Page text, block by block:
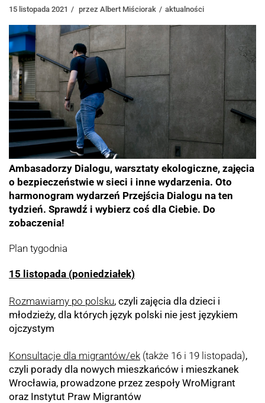
15 listopada 2021 przez Albert Miściorak aktualności
Ambasadorzy Dialogu, warsztaty ekologiczne, zajęcia
o bezpieczeństwie w sieci i inne wydarzenia. Oto
harmonogram wydarzeń Przejścia Dialogu na ten
tydzień. Sprawdź i wybierz coś dla Ciebie. Do
zobaczenia!
Plan tygodnia
15 listopada (poniedziałek)
Rozmawiamy po polsku, czyli zajęcia dla dzieci i
młodzieży, dla których język polski nie jest językiem
ojczystym
Konsultacje dla migrantów/ek (także 16 i 19 listopada),
czyli porady dla nowych mieszkańców i mieszkanek
Wrocławia, prowadzone przez zespoły WroMigrant
oraz Instytut Praw Migrantów